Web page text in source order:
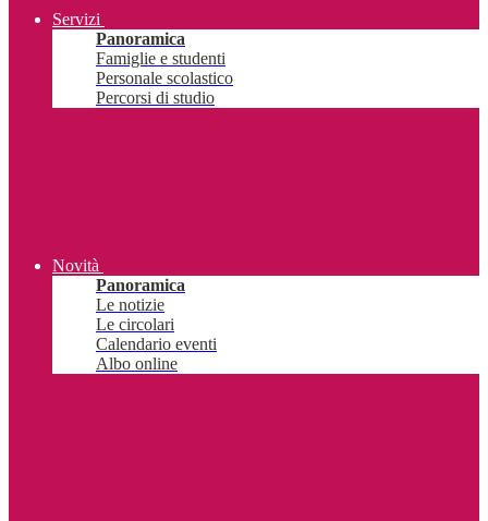
Servizi
Panoramica
Famiglie e studenti
Personale scolastico
Percorsi di studio
Novità
Panoramica
Le notizie
Le circolari
Calendario eventi
Albo online